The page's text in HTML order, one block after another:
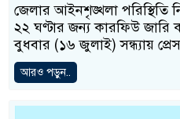
জেলার আইনশৃঙ্খলা পরিস্থিতি
২২ ঘণ্টার জন্য কারফিউ জারি
বুধবার (১৬ জুলাই) সন্ধ্যায় প্রেস
আরও পড়ুন..